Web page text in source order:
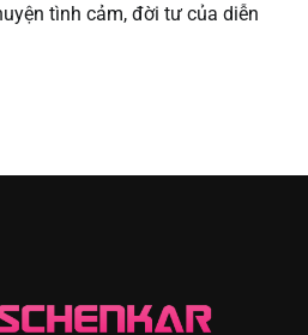
tình cảm, đời tư của diễn